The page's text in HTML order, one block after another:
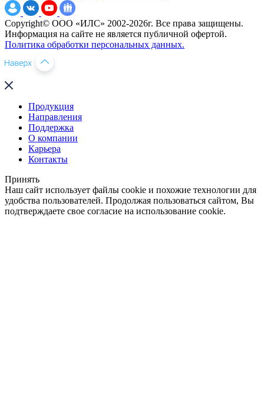
Copyright© ООО «ИЛС» 2002-2026г. Все права защищены.
Информация на сайте не является публичной офертой.
Политика обработки персональных данных.
Продукция
Направления
Поддержка
О компании
Карьера
Контакты
Принять
Наш сайт использует файлы cookie и похожие технологии для
удобства пользователей. Продолжая пользоваться сайтом, Вы
подтверждаете свое согласие на использование cookie.